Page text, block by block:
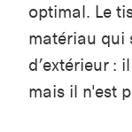
optimal. Le
matériau qui
d’extérieur :
mais il n'est